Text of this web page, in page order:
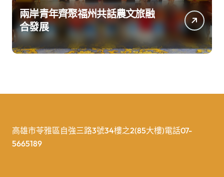
兩岸青年齊聚福州共話農文旅融
合發展
高雄市苓雅區自強三路3號34樓之2(85大樓)電話07-
5665189